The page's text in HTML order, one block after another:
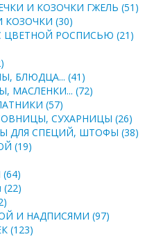
И КОЗОЧКИ ГЖЕЛЬ (51)
КОЗОЧКИ (30)
ЦВЕТНОЙ РОСПИСЬЮ (21)
БЛЮДЦА... (41)
МАСЛЕНКИ... (72)
(57)
СУХАРНИЦЫ (26)
ДЛЯ СПЕЦИЙ, ШТОФЫ (38)
(19)
И НАДПИСЯМИ (97)
(123)